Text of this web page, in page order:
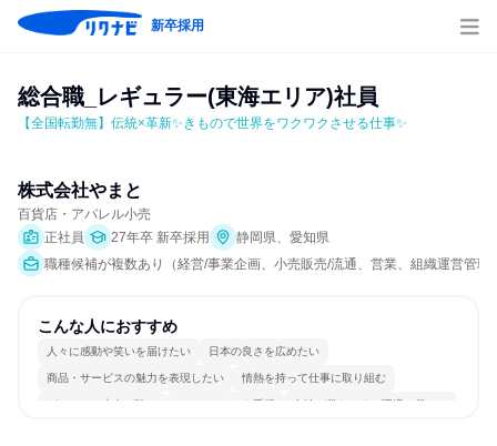
新卒採用
総合職_レギュラー(東海エリア)社員
【全国転勤無】伝統×革新✨きもので世界をワクワクさせる仕事✨
株式会社やまと
百貨店・アパレル小売
正社員
27年卒 新卒採用
静岡県、愛知県
職種候補が複数あり（経営/事業企画、小売販売/流通、営業、組織運営管
こんな人におすすめ
人々に感動や笑いを届けたい 日本の良さを広めたい
商品・サービスの魅力を表現したい 情熱を持って仕事に取り組む
グローバル志向が強い チームワークを重視 女性が働きやすい環境で働ける